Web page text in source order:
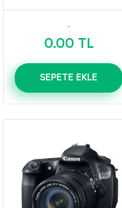
0.00 TL
SEPETE EKLE